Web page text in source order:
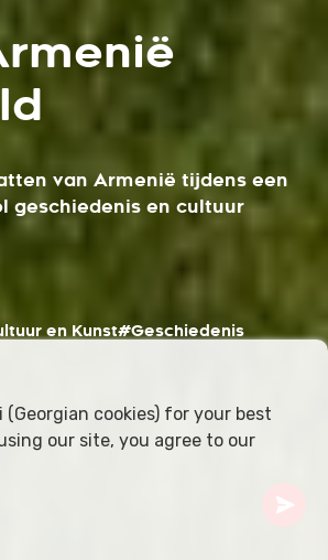
van Armenië tijdens een
geschiedenis en cultuur
en Kunst#Geschiedenis
(Georgian cookies) for your best
our site, you agree to our